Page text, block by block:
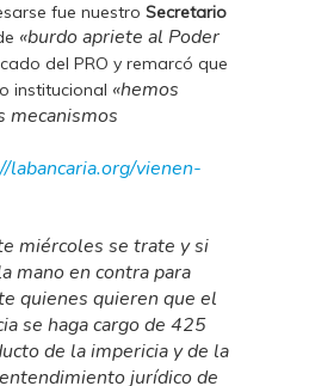
fue nuestroSecretario
«burdo apriete al Poder
del PRO y remarcó que
institucional «hemos
mecanismos
labancaria.org/vienen-
miércoles se trate y si
mano en contra para
quienes quieren que el
se haga cargo de 425
de la impericia y de la
jurídico de